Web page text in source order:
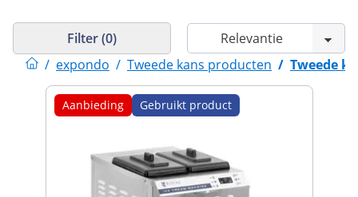
/ expondo / Tweede kans producten / Tweede
Filter (0)
Aanbieding Gebruikt product